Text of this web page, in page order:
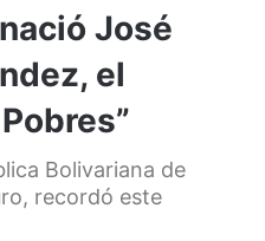
José
el
Bolivariana de
recordó este